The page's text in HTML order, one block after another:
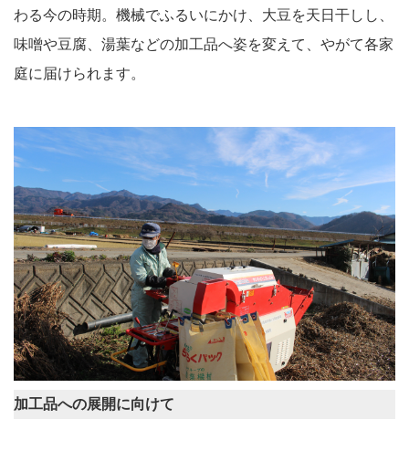
わる今の時期。機械でふるいにかけ、大豆を天日干しし、
味噌や豆腐、湯葉などの加工品へ姿を変えて、やがて各家
庭に届けられます。
加工品への展開に向けて